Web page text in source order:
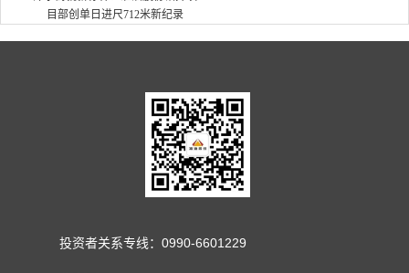
目部创单日进尺712米新纪录
投资者关系专线：0990-6601229